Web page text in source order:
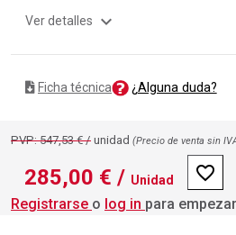
Ver detalles expand_more
Ficha técnica ¿Alguna duda?
PVP: 547,53 € / unidad (Precio de venta sin
285,00 € / Unidad favorite_border
Registrarse o log in para